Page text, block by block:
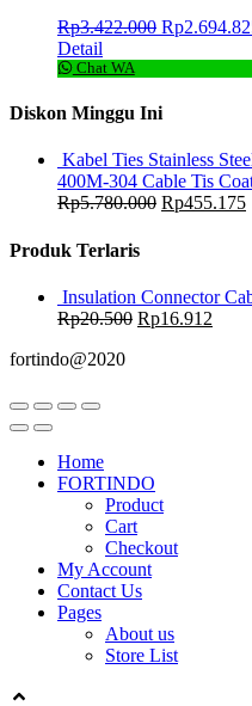
Rp3.422.000 Rp
Detail
Chat WA
Diskon Minggu Ini
Kabel Ties Stainless
400M-304 Cable Tis
Rp5.780.000 Rp455.175
Produk Terlaris
Insulation Connector
Rp20.500 Rp16.912
fortindo@2020
Home
FORTINDO
Product
Cart
Checkout
My Account
Contact Us
Pages
About us
Store List